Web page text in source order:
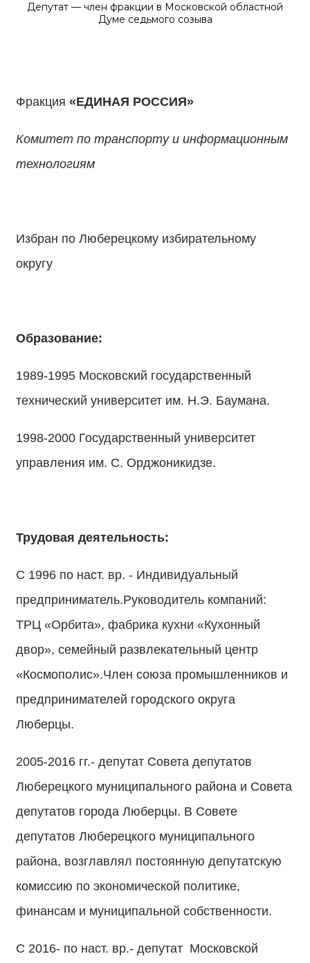
Депутат — член фракции в Московской областной
Думе седьмого созыва
Фракция «ЕДИНАЯ РОССИЯ»
Комитет по транспорту и информационным
технологиям
Избран по Люберецкому избирательному
округу
Образование:
1989-1995 Московский государственный
технический университет им. Н.Э. Баумана.
1998-2000 Государственный университет
управления им. С. Орджоникидзе.
Трудовая деятельность:
С 1996 по наст. вр. - Индивидуальный
предприниматель.Руководитель компаний:
ТРЦ «Орбита», фабрика кухни «Кухонный
двор», семейный развлекательный центр
«Космополис».Член союза промышленников и
предпринимателей городского округа
Люберцы.
2005-2016 гг.- депутат Совета депутатов
Люберецкого муниципального района и Совета
депутатов города Люберцы. В Совете
депутатов Люберецкого муниципального
района, возглавлял постоянную депутатскую
комиссию по экономической политике,
финансам и муниципальной собственности.
С 2016- по наст. вр.- депутат Московской